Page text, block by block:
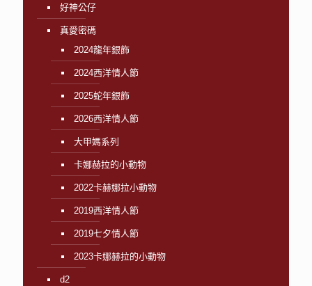
好神公仔
真愛密碼
2024龍年銀飾
2024西洋情人節
2025蛇年銀飾
2026西洋情人節
大甲媽系列
卡娜赫拉的小動物
2022卡赫娜拉小動物
2019西洋情人節
2019七夕情人節
2023卡娜赫拉的小動物
d2